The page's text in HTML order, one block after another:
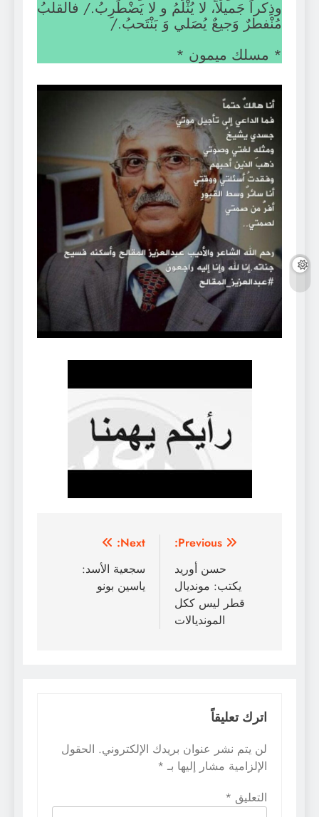
وذِكراً جَميلاً، لا يُثْلمُ و لا يَضْطَرِبُ./ فالقلبُ
مُنْفطرٌ وَجيعٌ يُصَلي وَ بَنْتَحبُ./
* مسلك ميمون *
تصفّح
المقالات
Previous:
حسن أوريد
يكتب: مونديال
قطر ليس ككل
المونديالات
Next:
سجعية الأسد:
ياسين بونو
اترك تعليقاً
لن يتم نشر عنوان بريدك الإلكتروني. الحقول
الإلزامية مشار إليها بـ *
التعليق *